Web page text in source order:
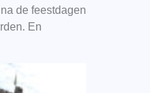
de feestdagen
En